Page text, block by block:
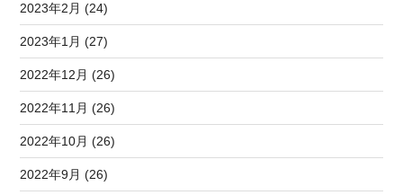
2023年2月 (24)
2023年1月 (27)
2022年12月 (26)
2022年11月 (26)
2022年10月 (26)
2022年9月 (26)